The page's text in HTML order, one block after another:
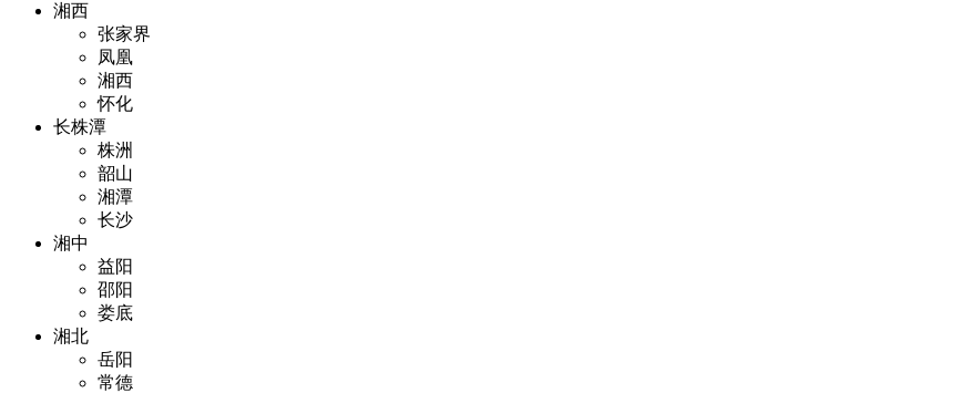
湘西
张家界
凤凰
湘西
怀化
长株潭
株洲
韶山
湘潭
长沙
湘中
益阳
邵阳
娄底
湘北
岳阳
常德